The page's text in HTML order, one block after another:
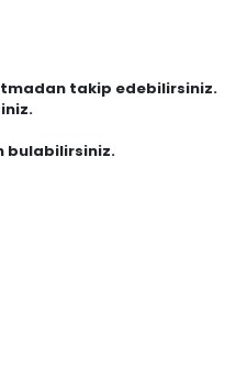
takip edebilirsiniz.
bulabilirsiniz.